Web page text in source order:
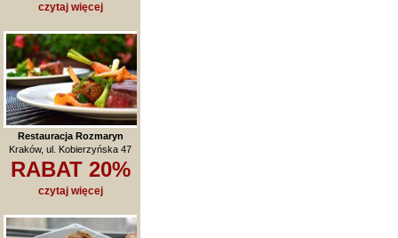
czytaj więcej
Restauracja Rozmaryn
Kraków, ul. Kobierzyńska 47
RABAT 20%
czytaj więcej